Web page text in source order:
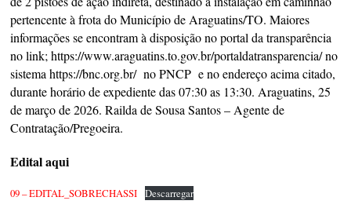
pertencente à frota do Município de Araguatins/TO. Maiores
informações se encontram à disposição no portal da transparência
no link; https://www.araguatins.to.gov.br/portaldatransparencia/ no
sistema https://bnc.org.br/ no PNCP e no endereço acima citado,
durante horário de expediente das 07:30 as 13:30. Araguatins, 25
de março de 2026. Railda de Sousa Santos – Agente de
Contratação/Pregoeira.
Edital aqui
09 – EDITAL_SOBRECHASSI Descarregar